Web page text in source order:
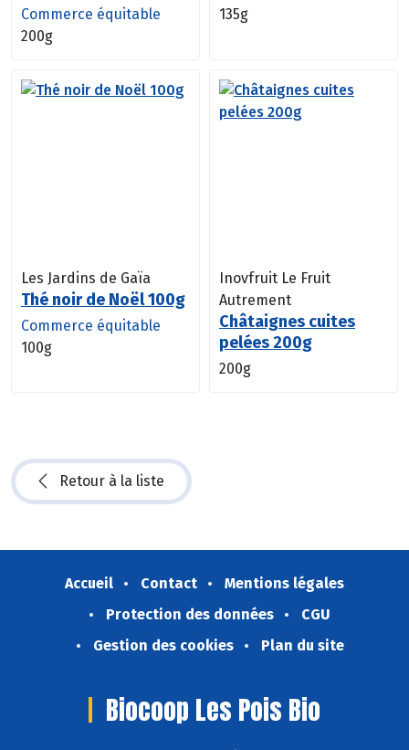
Commerce équitable
200g
135g
Les Jardins de Gaïa
Thé noir de Noël 100g
Commerce équitable
100g
Inovfruit Le Fruit
Autrement
Châtaignes cuites
pelées 200g
200g
Retour à la liste
Accueil Contact
Mentions légales
Protection des données
CGU
Gestion des cookies
Plan du site
Biocoop Les Pois Bio